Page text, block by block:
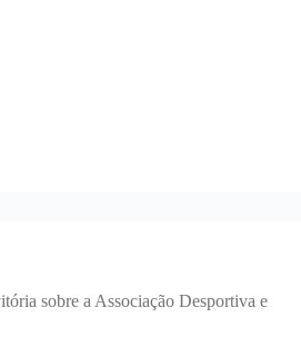
sobre a Associação Desportiva e